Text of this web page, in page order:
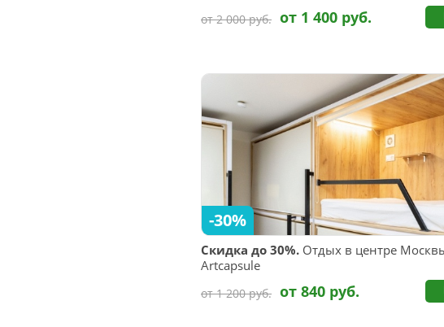
от 2 000 руб. от 1 400 руб.
Скидка до 30%. Отдых в центре
Artcapsule
-30%
от 1 200 руб. от 840 руб.